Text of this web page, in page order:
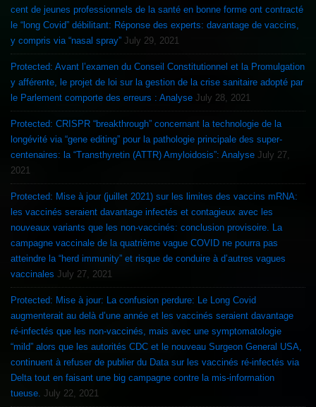
cent de jeunes professionnels de la santé en bonne forme ont contracté
le “long Covid” débilitant: Réponse des experts: davantage de vaccins,
y compris via “nasal spray” July 29, 2021
Protected: Avant l’examen du Conseil Constitutionnel et la Promulgation
y afférente, le projet de loi sur la gestion de la crise sanitaire adopté par
le Parlement comporte des erreurs : Analyse July 28, 2021
Protected: CRISPR “breakthrough” concernant la technologie de la
longévité via “gene editing” pour la pathologie principale des super-
centenaires: la “Transthyretin (ATTR) Amyloidosis”: Analyse July 27,
2021
Protected: Mise à jour (juillet 2021) sur les limites des vaccins mRNA:
les vaccinés seraient davantage infectés et contagieux avec les
nouveaux variants que les non-vaccinés: conclusion provisoire. La
campagne vaccinale de la quatrième vague COVID ne pourra pas
atteindre la “herd immunity” et risque de conduire à d’autres vagues
vaccinales July 27, 2021
Protected: Mise à jour: La confusion perdure: Le Long Covid
augmenterait au delà d’une année et les vaccinés seraient davantage
ré-infectés que les non-vaccinés, mais avec une symptomatologie
“mild” alors que les autorités CDC et le nouveau Surgeon General USA,
continuent à refuser de publier du Data sur les vaccinés ré-infectés via
Delta tout en faisant une big campagne contre la mis-information
tueuse. July 22, 2021